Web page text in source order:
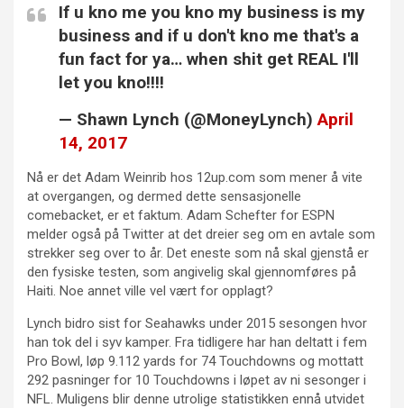
If u kno me you kno my business is my
business and if u don't kno me that's a
fun fact for ya… when shit get REAL I'll
let you kno!!!!
— Shawn Lynch (@MoneyLynch) April
14, 2017
Nå er det Adam Weinrib hos 12up.com som mener å vite
at overgangen, og dermed dette sensasjonelle
comebacket, er et faktum. Adam Schefter for ESPN
melder også på Twitter at det dreier seg om en avtale som
strekker seg over to år. Det eneste som nå skal gjenstå er
den fysiske testen, som angivelig skal gjennomføres på
Haiti. Noe annet ville vel vært for opplagt?
Lynch bidro sist for Seahawks under 2015 sesongen hvor
han tok del i syv kamper. Fra tidligere har han deltatt i fem
Pro Bowl, løp 9.112 yards for 74 Touchdowns og mottatt
292 pasninger for 10 Touchdowns i løpet av ni sesonger i
NFL. Muligens blir denne utrolige statistikken ennå utvidet